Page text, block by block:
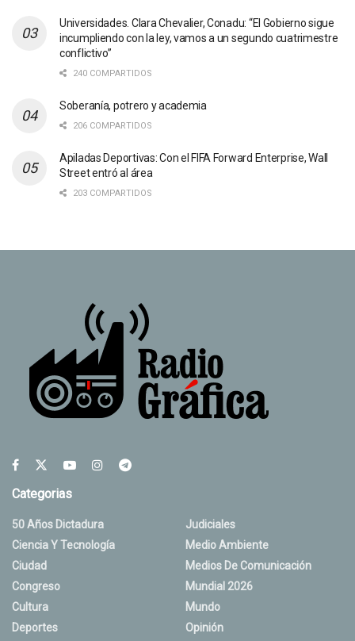
Universidades. Clara Chevalier, Conadu: “El Gobierno sigue
incumpliendo con la ley, vamos a un segundo cuatrimestre
conflictivo”
240 COMPARTIDOS
Soberanía, potrero y academia
206 COMPARTIDOS
Apiladas Deportivas: Con el FIFA Forward Enterprise, Wall
Street entró al área
203 COMPARTIDOS
Categorias
50 Años Dictadura
Ciencia Y Tecnología
Ciudad
Congreso
Cultura
Deportes
Judiciales
Medio Ambiente
Medios De Comunicación
Mundial 2026
Mundo
Opinión